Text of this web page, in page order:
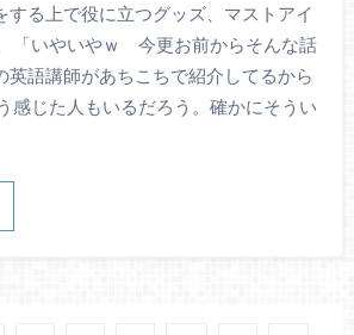
する上で役に立つグッズ、マストアイ
「いやいやｗ 今更お前からそんな話
英語講師があちこちで紹介してるから
感じた人もいるだろう。確かにそうい